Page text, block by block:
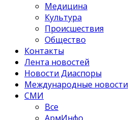
Медицина
Культура
Происшествия
Общество
Контакты
Лента новостей
Новости Диаспоры
Международные новости
СМИ
Все